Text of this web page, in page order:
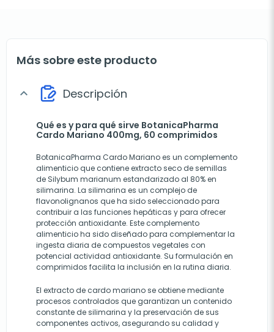
Más sobre este producto
expand_more Descripción
Qué es y para qué sirve BotanicaPharma
Cardo Mariano 400mg, 60 comprimidos
BotanicaPharma Cardo Mariano es un complemento
alimenticio que contiene extracto seco de semillas
de Silybum marianum estandarizado al 80% en
silimarina. La silimarina es un complejo de
flavonolignanos que ha sido seleccionado para
contribuir a las funciones hepáticas y para ofrecer
protección antioxidante. Este complemento
alimenticio ha sido diseñado para complementar la
ingesta diaria de compuestos vegetales con
potencial actividad antioxidante. Su formulación en
comprimidos facilita la inclusión en la rutina diaria.
El extracto de cardo mariano se obtiene mediante
procesos controlados que garantizan un contenido
constante de silimarina y la preservación de sus
componentes activos, asegurando su calidad y